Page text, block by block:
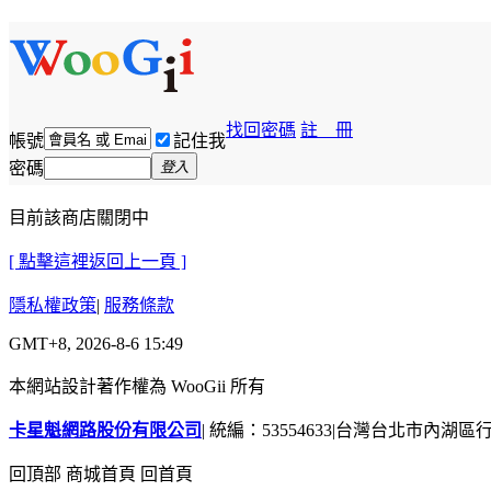
帳號 記住我
找回密碼 註 冊
密碼 登入
目前該商店關閉中
[ 點擊這裡返回上一頁 ]
隱私權政策| 服務條款
GMT+8, 2026-8-6 15:49
本網站設計著作權為 WooGii 所有
卡星魁網路股份有限公司 | 統編：53554633|台灣台北市內湖區
回頂部 商城首頁 回首頁